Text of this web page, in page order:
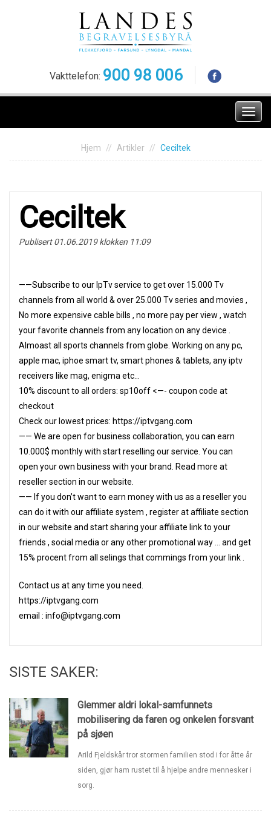
Vakttelefon: 900 98 006
Meny
Hjem Artikler Ceciltek
Ceciltek
Publisert 01.06.2019 klokken 11:09
——Subscribe to our IpTv service to get over 15.000 Tv
channels from all world & over 25.000 Tv series and movies ,
No more expensive cable bills , no more pay per view , watch
your favorite channels from any location on any device .
Almoast all sports channels from globe. Working on any pc,
apple mac, iphoe smart tv, smart phones & tablets, any iptv
receivers like mag, enigma etc…
10% discount to all orders: sp10off <—- coupon code at
checkout
Check our lowest prices: https://iptvgang.com
—— We are open for business collaboration, you can earn
10.000$ monthly with start reselling our service. You can
open your own business with your brand. Read more at
reseller section in our website.
—— If you don’t want to earn money with us as a reseller you
can do it with our affiliate system , register at affiliate section
in our website and start sharing your affiliate link to your
friends , social media or any other promotional way … and get
15% procent from all selings that commings from your link .
Contact us at any time you need.
https://iptvgang.com
email : info@iptvgang.com
SISTE SAKER:
Glemmer aldri lokal-samfunnets
mobilisering da faren og onkelen forsvant
på sjøen
Arild Fjeldskår tror stormen familien stod i for åtte år
siden, gjør ham rustet til å hjelpe andre mennesker i
sorg.